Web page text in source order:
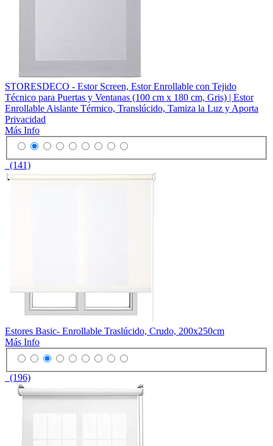
STORESDECO - Estor Screen, Estor Enrollable con Tejido
Técnico para Puertas y Ventanas (100 cm x 180 cm, Gris) | Estor
Enrollable Aislante Térmico, Translúcido, Tamiza la Luz y Aporta
Privacidad
Más Info
(141)
Estores Basic- Enrollable Traslúcido, Crudo, 200x250cm
Más Info
(196)